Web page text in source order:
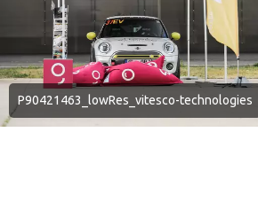
P90421463_lowRes_vitesco-technologies